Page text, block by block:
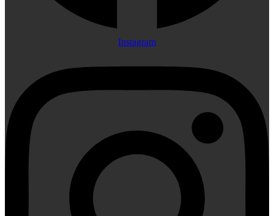
Instagram